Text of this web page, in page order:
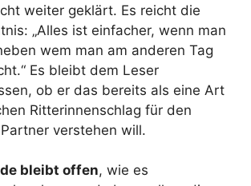
weiter geklärt. Es reicht die
„Alles ist einfacher, wenn man
wem man am anderen Tag
Es bleibt dem Leser
ob er das bereits als eine Art
Ritterinnenschlag für den
verstehen will.
bleibt offen, wie es